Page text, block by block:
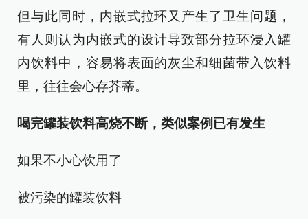
但与此同时，内嵌式拉环又产生了卫生问题，
有人则认为内嵌式的设计导致部分拉环浸入罐
内饮料中，容易将表面的灰尘和细菌带入饮料
里，往往会心存芥蒂。
喝完罐装饮料高烧不断，类似案例已有发生
如果不小心饮用了
被污染的罐装饮料